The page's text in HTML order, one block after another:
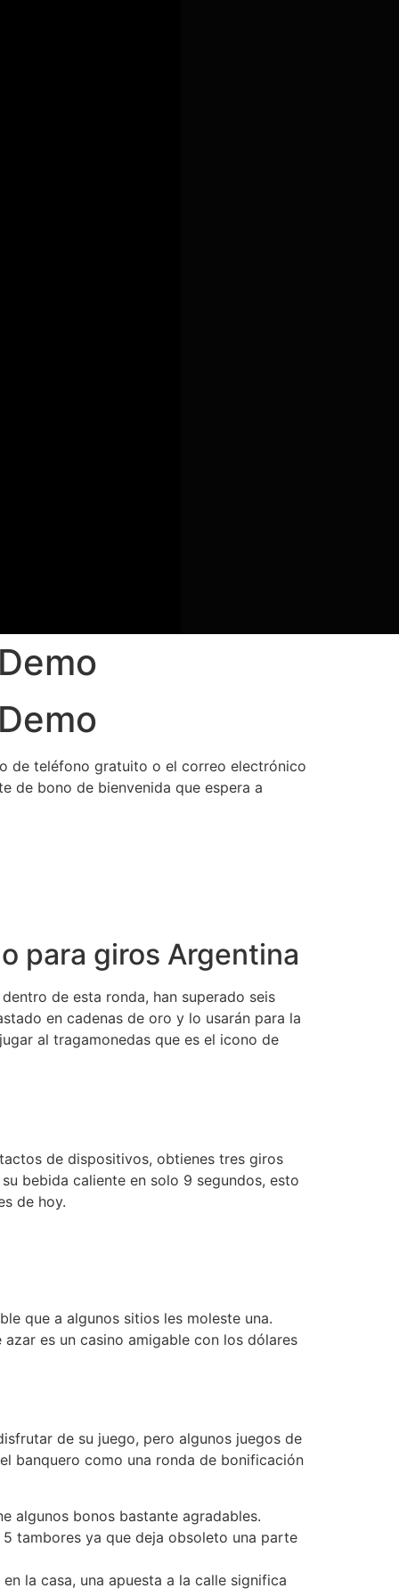
de teléfono gratuito o el correo electrónico
de bono de bienvenida que espera a
para giros Argentina
de esta ronda, han superado seis
en cadenas de oro y lo usarán para la
al tragamonedas que es el icono de
de dispositivos, obtienes tres giros
bebida caliente en solo 9 segundos, esto
de hoy.
que a algunos sitios les moleste una.
es un casino amigable con los dólares
de su juego, pero algunos juegos de
banquero como una ronda de bonificación
algunos bonos bastante agradables.
tambores ya que deja obsoleto una parte
la casa, una apuesta a la calle significa